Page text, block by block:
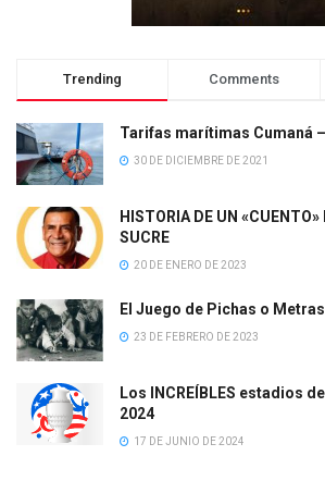
Trending Comments
Tarifas marítimas Cumaná
30 DE DICIEMBRE DE 2021
HISTORIA DE UN «CUENTO»
SUCRE
20 DE ENERO DE 2023
El Juego de Pichas o Metras
23 DE FEBRERO DE 2023
Los INCREÍBLES estadios
2024
17 DE JUNIO DE 2024